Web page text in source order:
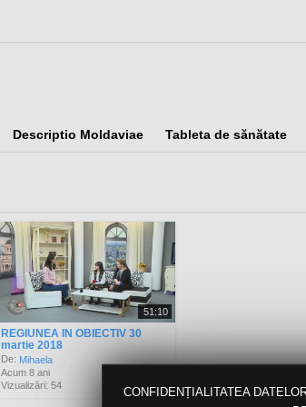
CONFIDENȚIALITATEA
Descriptio Moldaviae Tableta de sănătate
Sortaţi după:
51:10
REGIUNEA IN OBIECTIV 30
martie 2018
De: Mihaela
Acum 8 ani
Vizualizări: 54